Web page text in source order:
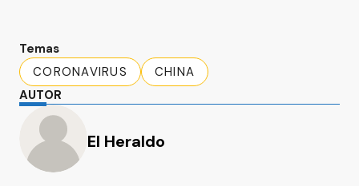
Temas
CORONAVIRUS
CHINA
AUTOR
El Heraldo